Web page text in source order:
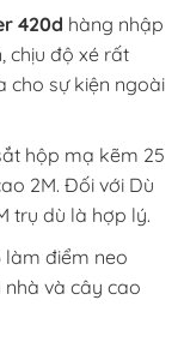
420d hàng nhập
chịu độ xé rất
cho sự kiện ngoài
hộp mạ kẽm 25
2M. Đối với Dù
trụ dù là hợp lý.
làm điểm neo
và cây cao